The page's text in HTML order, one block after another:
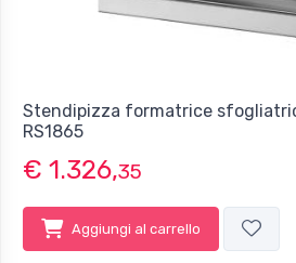
Stendipizza formatrice
RS1865
€ 1.326,35
Aggiungi al carrello